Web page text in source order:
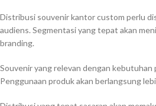
Distribusi souvenir kantor custom perlu
audiens. Segmentasi yang tepat akan
branding.
Souvenir yang relevan dengan kebutuhan
Penggunaan produk akan berlangsung